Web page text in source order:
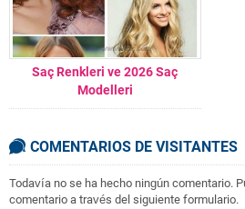
Saç Renkleri ve 2026 Saç
Modelleri
COMENTARIOS DE VISITANTES
Todavía no se ha hecho ningún comentario.
comentario a través del siguiente formulario.